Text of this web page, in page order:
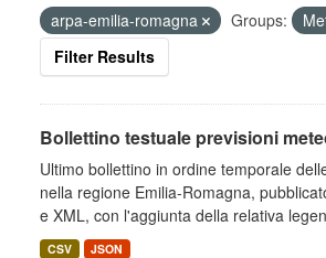
arpa-emilia-romagna
Groups:
Filter Results
Bollettino testuale previsioni
Ultimo bollettino in ordine temporale
nella regione Emilia-Romagna,
e XML, con l'aggiunta della relativa
CSV JSON